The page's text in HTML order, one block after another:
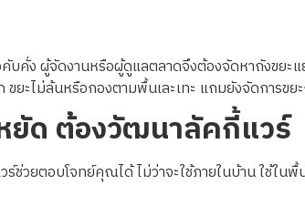
คั่ง ผู้จัดงานหรือผู้ดูแลตลาดจึงต้องจัดหาถังขยะ
ยะไม่ล้นหรือกองตามพื้นเละเทะ แถมยังจัดการขย
ยัด ต้องวัฒนาลัคกี้แวร์
ยตอบโจทย์คุณได้ ไม่ว่าจะใช้ภายในบ้าน ใช้ในพื้